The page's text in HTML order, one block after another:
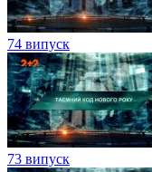
74 випуск
73 випуск